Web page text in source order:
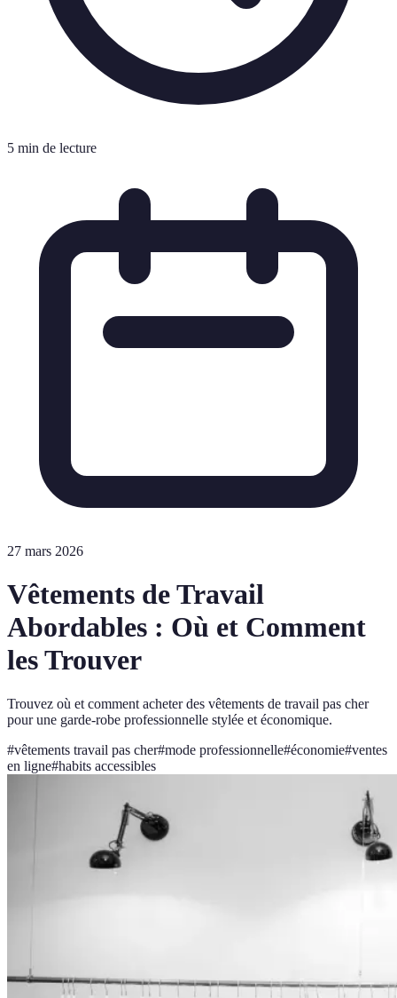
5 min de lecture
27 mars 2026
Vêtements de Travail
Abordables : Où et Comment
les Trouver
Trouvez où et comment acheter des vêtements de travail pas cher
pour une garde-robe professionnelle stylée et économique.
#vêtements travail pas cher#mode professionnelle#économie#ventes
en ligne#habits accessibles